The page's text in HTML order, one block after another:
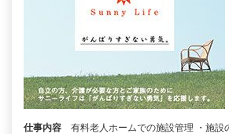
仕事内容
有料老人ホームでの施設管理 ・施設